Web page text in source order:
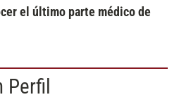
el último parte médico de